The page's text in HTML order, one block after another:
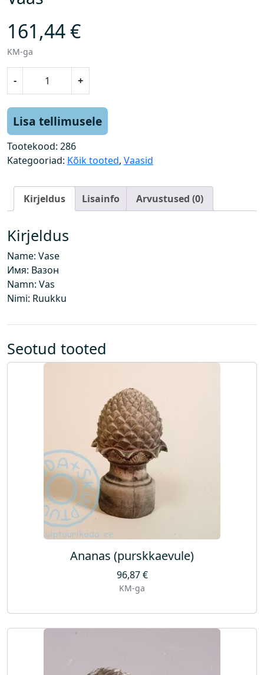
161,44€
KM-ga
-
k
o
g
+
Lisa tellimusele
Tootekood: 286
Kategooriad: Kõik tooted, Vaasid
Kirjeldus Lisainfo Arvustused (0)
Kirjeldus
Name: Vase
Имя: Вазон
Namn: Vas
Nimi: Ruukku
Seotud tooted
Ananas (purskkaevule)
96,87€
KM-ga